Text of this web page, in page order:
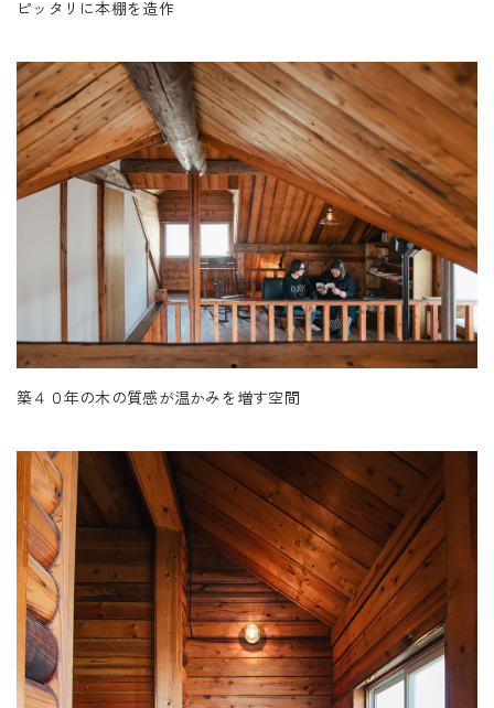
ピッタリに本棚を造作
築４０年の木の質感が温かみを増す空間